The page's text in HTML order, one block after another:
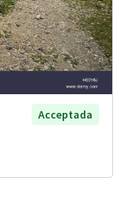
Acceptada